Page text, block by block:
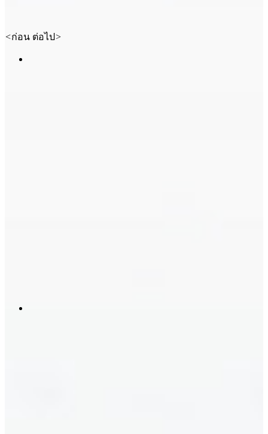
<ก่อน ต่อไป>